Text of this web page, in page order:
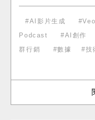
天。第一眼看到，
的傑作。 其
AI影片生成
Podcast
AI創作
群行銷
數據 技